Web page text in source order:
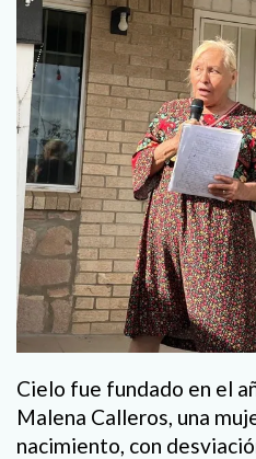
Cielo fue fundado en el
Malena Calleros, una
nacimiento, con